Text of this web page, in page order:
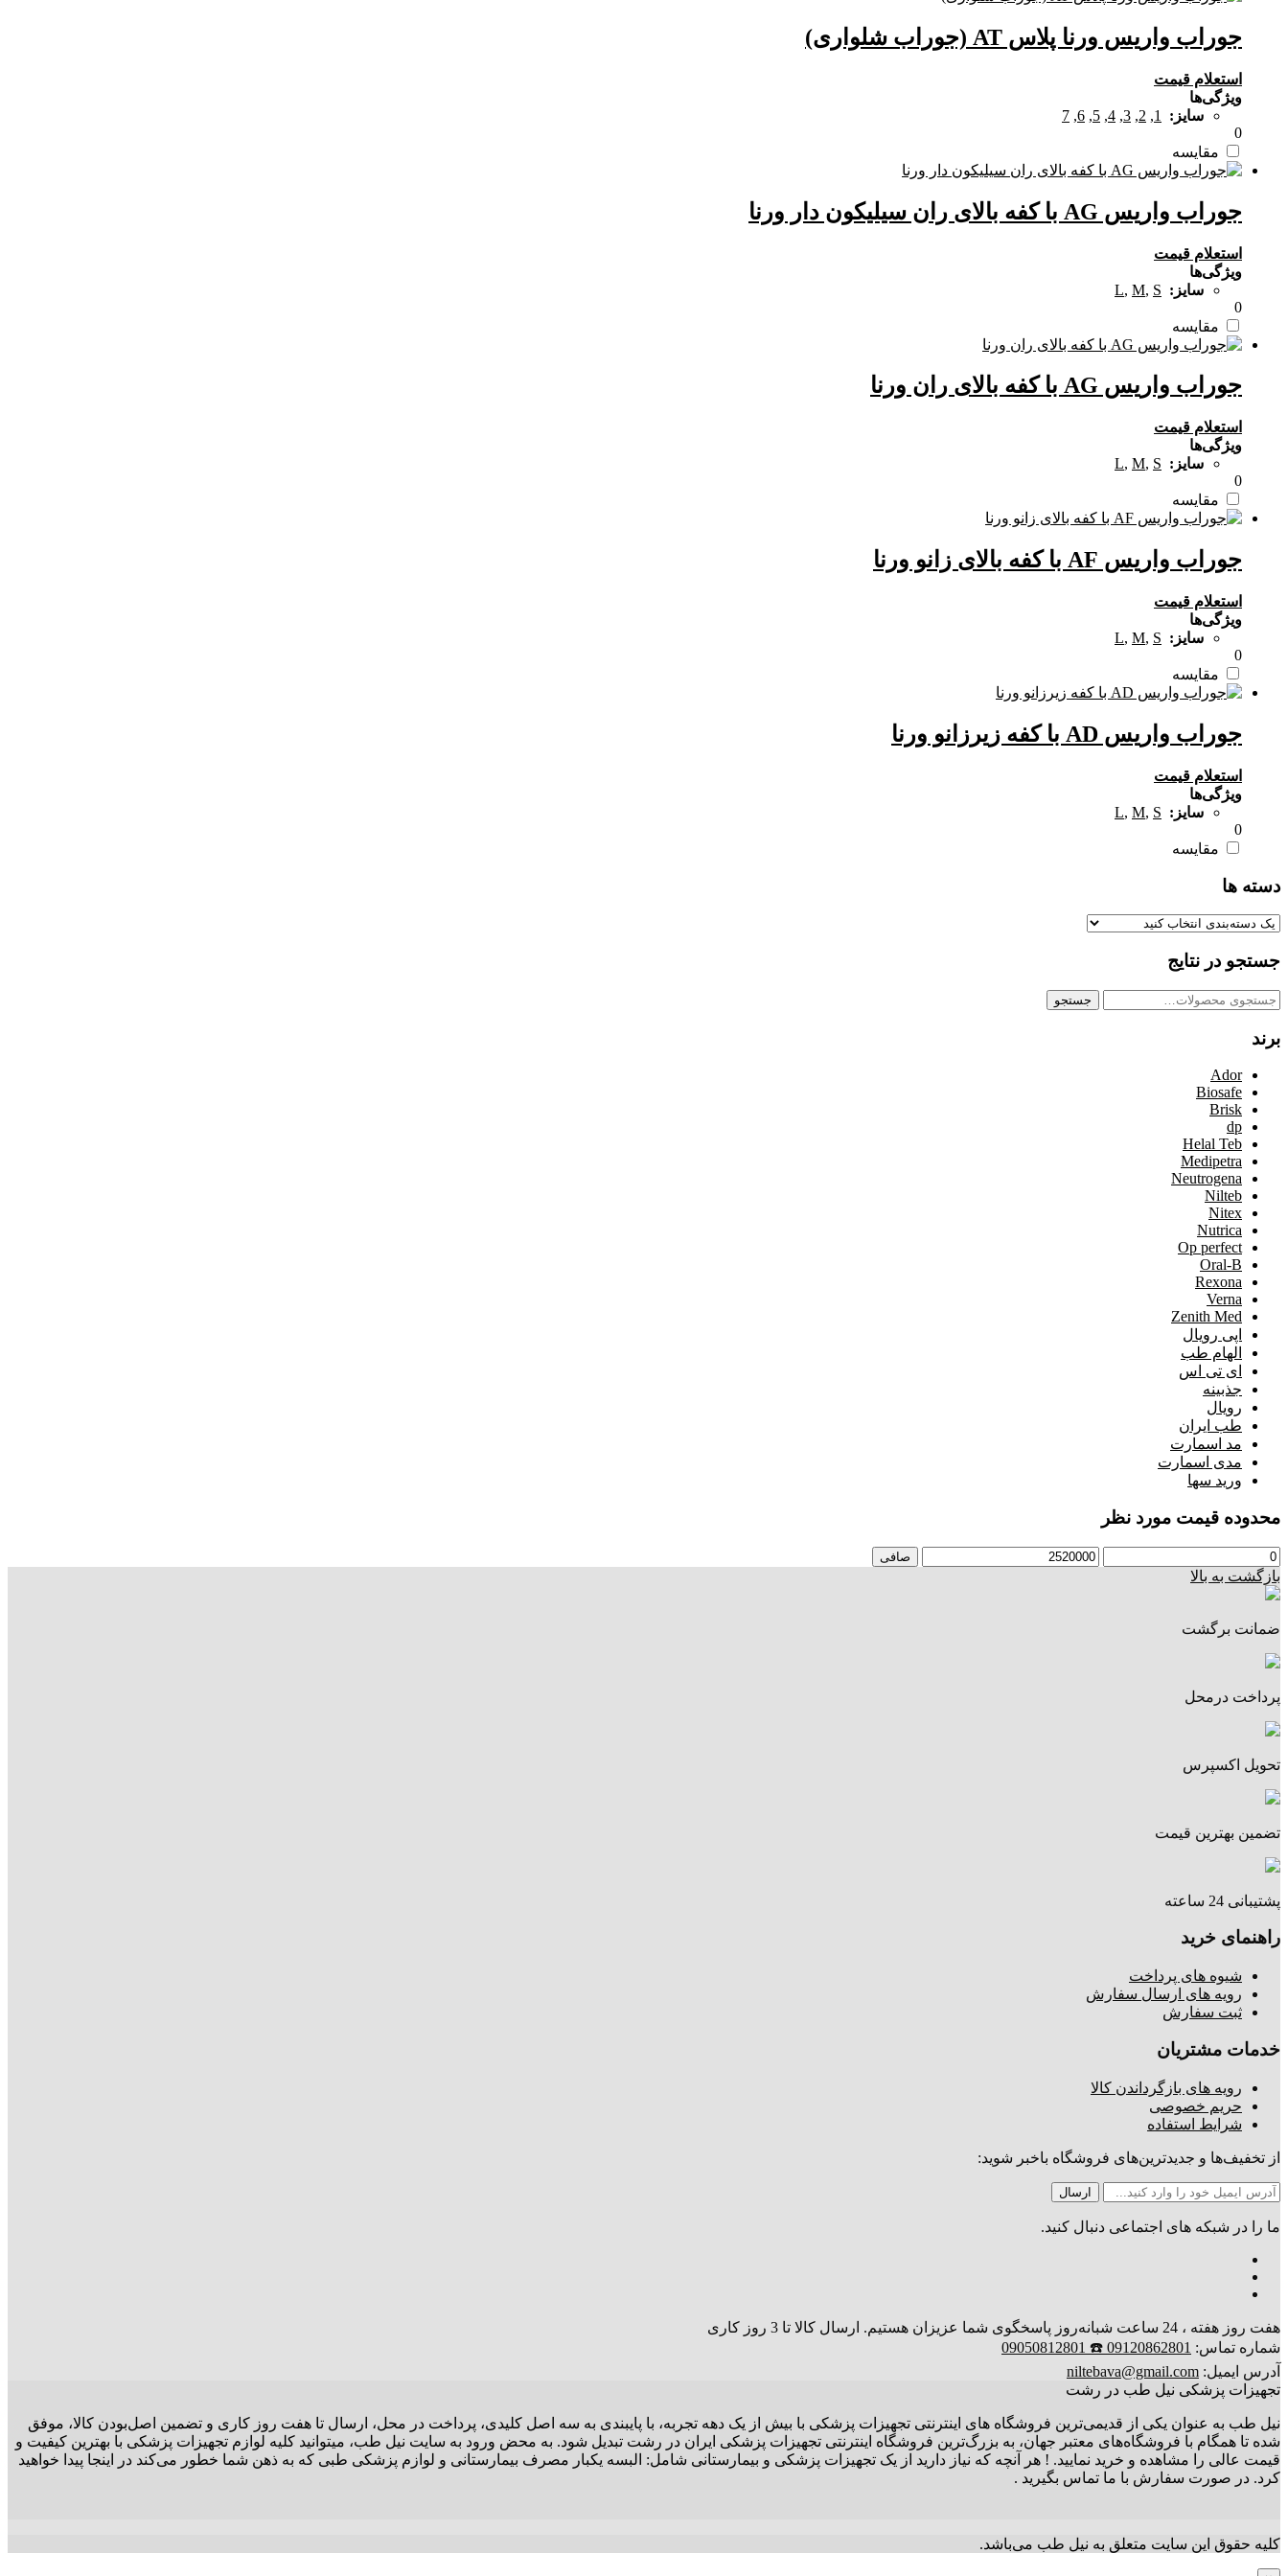
جوراب واریس ورنا پلاس AT (جوراب شلواری)
استعلام قیمت
ویژگی‌ها
سایز:
1
,
2
,
3
,
4
,
5
,
6
,
7
0
مقایسه
جوراب واریس AG با کفه بالای ران سیلیکون دار ورنا
استعلام قیمت
ویژگی‌ها
سایز:
L, M, S
0
مقایسه
جوراب واریس AG با کفه بالای ران ورنا
استعلام قیمت
ویژگی‌ها
سایز:
L, M, S
0
مقایسه
جوراب واریس AF با کفه بالای زانو ورنا
استعلام قیمت
ویژگی‌ها
سایز:
L, M, S
0
مقایسه
جوراب واریس AD با کفه زیرزانو ورنا
استعلام قیمت
ویژگی‌ها
سایز:
L, M, S
0
مقایسه
دسته ها
جستجو در نتایج
جستجو
جستجو
برند
Ador
Biosafe
Brisk
dp
Helal Teb
Medipetra
Neutrogena
Nilteb
Nitex
Nutrica
Op perfect
Oral-B
Rexona
Verna
Zenith Med
اپی رویال
الهام طب
ای تی اس
جذبینه
رویال
طب ایران
مد اسمارت
مدی اسمارت
ورید سها
محدوده قیمت مورد نظر
حداقل
قیمت
حداكثر
صافی
بازگشت به بالا
ضمانت برگشت
پرداخت درمحل
تحویل اکسپرس
تضمین بهترین قیمت
پشتیبانی 24 ساعته
راهنمای خرید
شیوه های پرداخت
رویه های ارسال سفارش
ثبت سفارش
خدمات مشتریان
رویه های بازگرداندن کالا
حریم خصوصی
شرایط استفاده
از تخفیف‌ها و جدیدترین‌های فروشگاه باخبر شوید:
ما را در شبکه های اجتماعی دنبال کنید.
هفت روز هفته ، 24 ساعت شبانه‌روز پاسخگوی شما عزیزان هستیم. ارسال کالا تا 3 روز کاری
شماره تماس: 09120862801 ☎️ 09050812801
آدرس ایمیل: niltebava@gmail.com
تجهیزات پزشکی نیل طب در رشت
نیل طب به عنوان یکی از قدیمی‌ترین فروشگاه های اینترنتی تجهیزات پزشکی با بیش از یک دهه تجربه، با پایبندی به سه اصل کلیدی، پرداخت در محل، ارسال تا هفت روز کاری و تضمین اصل‌بودن کالا، موفق
شده تا همگام با فروشگاه‌های معتبر جهان، به بزرگ‌ترین فروشگاه اینترنتی تجهیزات پزشکی ایران در رشت تبدیل شود. به محض ورود به سایت نیل طب، میتوانید کلیه لوازم تجهیزات پزشکی با بهترین کیفیت و
قیمت عالی را مشاهده و خرید نمایید. ! هر آنچه که نیاز دارید از یک تجهیزات پزشکی و بیمارستانی شامل: البسه یکبار مصرف بیمارستانی و لوازم پزشکی طبی که به ذهن شما خطور می‌کند در اینجا پیدا خواهید
کرد. در صورت سفارش با ما تماس بگیرید .
کلیه حقوق این سایت متعلق به نیل طب می‌باشد.